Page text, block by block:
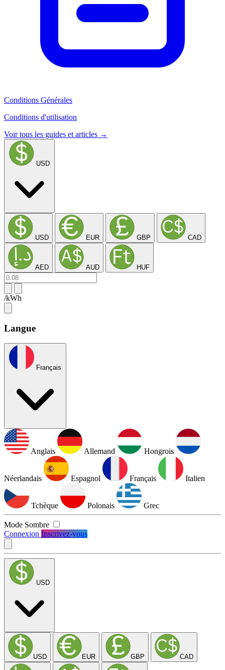
Conditions Générales
Conditions d'utilisation
Voir tous les guides et articles →
USD
USD EUR GBP CAD
AED AUD HUF
/kWh
Langue
Français
Anglais Allemand Hongrois
Néerlandais Espagnol Français Italien
Tchèque Polonais Grec
Mode Sombre
Connexion Inscrivez-vous
USD
USD EUR GBP CAD